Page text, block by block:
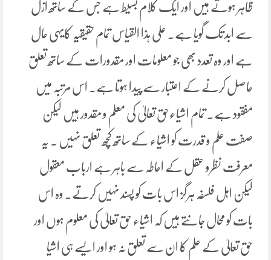
ظاہر ہوتے ہیں اور ایک کلام بسیط ہے جس کے ساتھ ازل
سے ابد تک گویا ہے۔ علی ہذا القیاس تمام حقیقیہ کایہی حال
ہے اور وہ تعدد بھی جو معلومات اور مقدورات کے ساتھ تعلق
حاصل کرنے کے اعتبار سے پیدا ہوتا ہے۔ اس مرتبہ میں
مفقود ہے۔ تمام اشیاءحق تعالیٰ کی معلم و مقدور ہیں لیکن
صفت علم و قدرت کو اشیاء کے ساتھ کچھ تعلق نہیں ۔ یہ
معرفت نظرو عقل کے احاطہ سے باہر ہے ارباب معقول
لیکن اہل فلسفہ ہرگز اس بات کو پسند نہیں کرتے۔ وہ اس
بات کو محال جانتے ہیں کہ اشیاء حق تعالیٰ کی معلوم ہوں اور
حق تعالیٰ کے علم کا ان سے تعلق نہ ہو اور ایسے ہی اشیا